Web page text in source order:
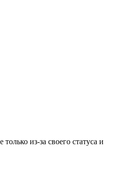
из-за своего статуса и